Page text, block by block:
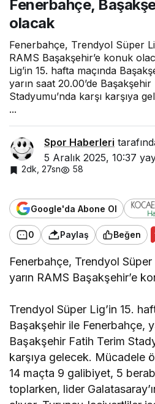
Fenerbahçe,
olacak
Fenerbahçe, Trendyol Süper
RAMS Başakşehir’e konuk
Lig’in 15. hafta maçında
yarın saat 20.00’de
Stadyumu’nda karşı karşıya
...
Spor Haberleri
5 Aralık 2025, 10:37
2dk, 27sn 58
Google'da Abone Ol
0 Paylaş Beğen
Fenerbahçe, Trendyol Süper
yarın RAMS Başakşehir’e
Trendyol Süper Lig’in 15.
Başakşehir ile Fenerbahçe,
Başakşehir Fatih Terim
karşıya gelecek. Mücadele
14 maçta 9 galibiyet, 5
toplarken, lider